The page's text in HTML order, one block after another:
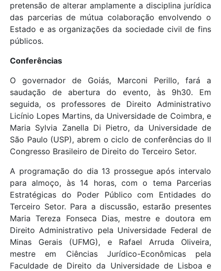
pretensão de alterar amplamente a disciplina jurídica
das parcerias de mútua colaboração envolvendo o
Estado e as organizações da sociedade civil de fins
públicos.
Conferências
O governador de Goiás, Marconi Perillo, fará a
saudação de abertura do evento, às 9h30. Em
seguida, os professores de Direito Administrativo
Licínio Lopes Martins, da Universidade de Coimbra, e
Maria Sylvia Zanella Di Pietro, da Universidade de
São Paulo (USP), abrem o ciclo de conferências do II
Congresso Brasileiro de Direito do Terceiro Setor.
A programação do dia 13 prossegue após intervalo
para almoço, às 14 horas, com o tema Parcerias
Estratégicas do Poder Público com Entidades do
Terceiro Setor. Para a discussão, estarão presentes
Maria Tereza Fonseca Dias, mestre e doutora em
Direito Administrativo pela Universidade Federal de
Minas Gerais (UFMG), e Rafael Arruda Oliveira,
mestre em Ciências Jurídico-Econômicas pela
Faculdade de Direito da Universidade de Lisboa e